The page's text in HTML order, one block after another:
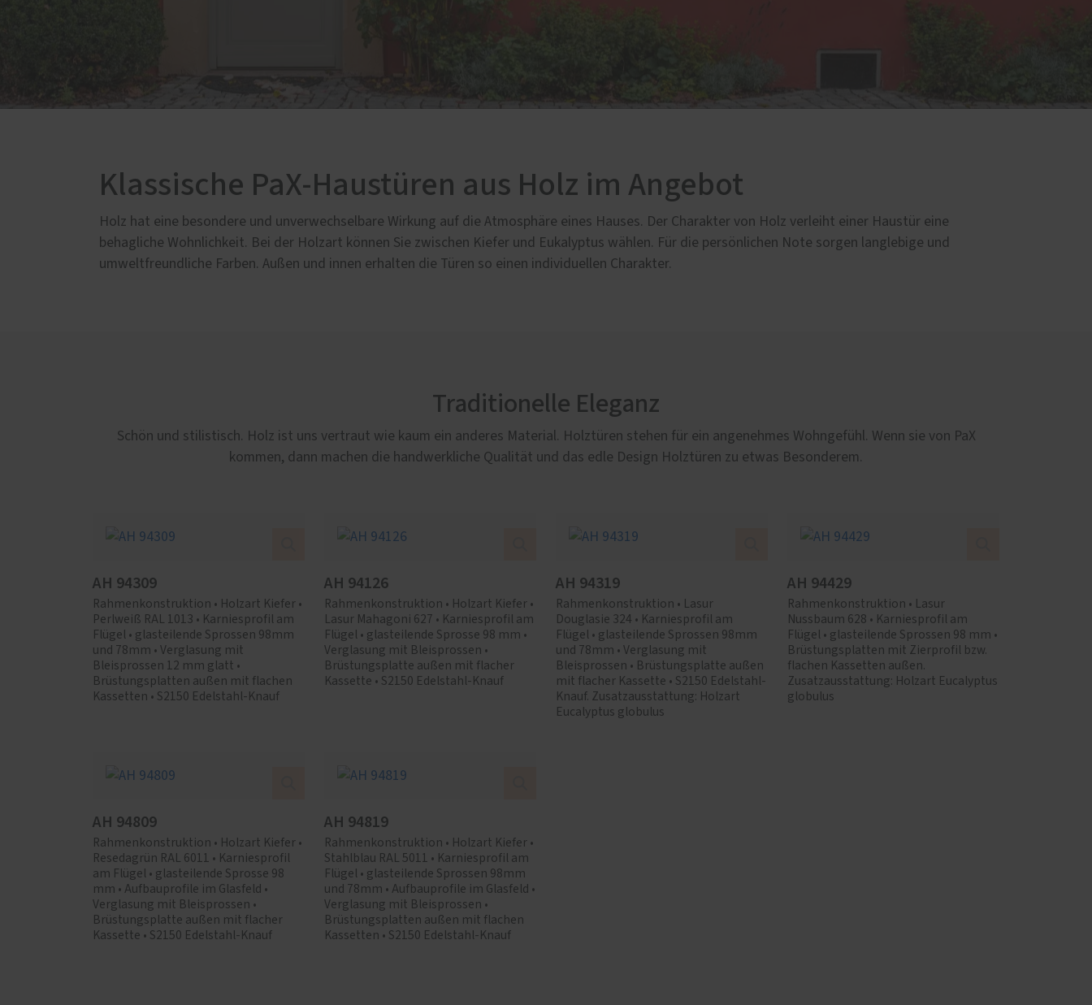
Klassische PaX-Haustüren aus Holz im Angebot
Holz hat eine besondere und unverwechselbare Wirkung auf die Atmosphäre eines Hauses. Der Charakter von Holz verleiht einer Haustür eine
behagliche Wohnlichkeit. Bei der Holzart können Sie zwischen Kiefer und Eukalyptus wählen. Für die persönlichen Note sorgen langlebige und
umweltfreundliche Farben. Außen und innen erhalten die Türen so einen individuellen Charakter.
Traditionelle Eleganz
Schön und stilistisch. Holz ist uns vertraut wie kaum ein anderes Material. Holztüren stehen für ein angenehmes Wohngefühl. Wenn sie von PaX
kommen, dann machen die handwerkliche Qualität und das edle Design Holztüren zu etwas Besonderem.
AH 94309
Rahmenkonstruktion • Holzart Kiefer •
Perlweiß RAL 1013 • Karniesprofil am
Flügel • glasteilende Sprossen 98mm
und 78mm • Verglasung mit
Bleisprossen 12 mm glatt •
Brüstungsplatten außen mit flachen
Kassetten • S2150 Edelstahl-Knauf
AH 94126
Rahmenkonstruktion • Holzart Kiefer •
Lasur Mahagoni 627 • Karniesprofil am
Flügel • glasteilende Sprosse 98 mm •
Verglasung mit Bleisprossen •
Brüstungsplatte außen mit flacher
Kassette • S2150 Edelstahl-Knauf
AH 94319
Rahmenkonstruktion • Lasur
Douglasie 324 • Karniesprofil am
Flügel • glasteilende Sprossen 98mm
und 78mm • Verglasung mit
Bleisprossen • Brüstungsplatte außen
mit flacher Kassette • S2150 Edelstahl-
Knauf. Zusatzausstattung: Holzart
Eucalyptus globulus
AH 94429
Rahmenkonstruktion • Lasur
Nussbaum 628 • Karniesprofil am
Flügel • glasteilende Sprossen 98 mm •
Brüstungsplatten mit Zierprofil bzw.
flachen Kassetten außen.
Zusatzausstattung: Holzart Eucalyptus
globulus
AH 94809
Rahmenkonstruktion • Holzart Kiefer •
Resedagrün RAL 6011 • Karniesprofil
am Flügel • glasteilende Sprosse 98
mm • Aufbauprofile im Glasfeld •
Verglasung mit Bleisprossen •
Brüstungsplatte außen mit flacher
Kassette • S2150 Edelstahl-Knauf
AH 94819
Rahmenkonstruktion • Holzart Kiefer •
Stahlblau RAL 5011 • Karniesprofil am
Flügel • glasteilende Sprossen 98mm
und 78mm • Aufbauprofile im Glasfeld •
Verglasung mit Bleisprossen •
Brüstungsplatten außen mit flachen
Kassetten • S2150 Edelstahl-Knauf